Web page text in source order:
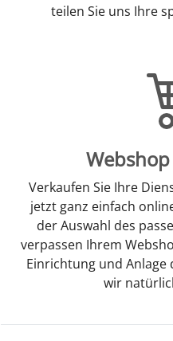
teilen Sie uns Ihre
Verkaufen Sie Ihre
jetzt ganz einfach
der Auswahl des
verpassen Ihrem
Einrichtung und
wir